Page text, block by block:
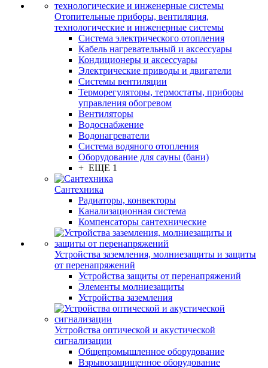
Отопительные приборы, вентиляция,
технологические и инженерные системы
Система электрического отопления
Кабель нагревательный и аксессуары
Кондиционеры и аксессуары
Электрические приводы и двигатели
Системы вентиляции
Терморегуляторы, термостаты, приборы
управления обогревом
Вентиляторы
Водоснабжение
Водонагреватели
Система водяного отопления
Оборудование для сауны (бани)
+ ЕЩЕ 1
Сантехника
Радиаторы, конвекторы
Канализационная система
Компенсаторы сантехнические
Устройства заземления, молниезащиты и защиты
от перенапряжений
Устройства защиты от перенапряжений
Элементы молниезащиты
Устройства заземления
Устройства оптической и акустической
сигнализации
Общепромышленное оборудование
Взрывозащищенное оборудование